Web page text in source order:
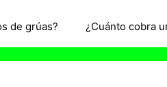
de grúas? ¿Cuánto cobra